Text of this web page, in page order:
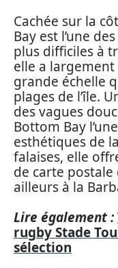
Cachée sur la
Bay est l’une
plus difficiles à
elle a
grande échelle
plages de l’île.
des vagues
Bottom Bay
esthétiques de
falaises, elle
de carte
ailleurs à la
Lire également :
rugby Stade
sélection